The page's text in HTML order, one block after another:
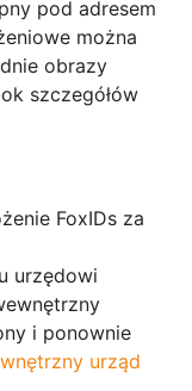
pod adresem
można
obrazy
szczegółów
FoxIDs za
urzędowi
i ponownie
urząd